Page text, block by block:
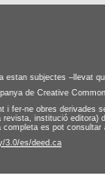
estan subjectes –llevat
de Creative
i fer-ne obres derivades
institució editora)
es pot consultar
3.0/es/deed.ca